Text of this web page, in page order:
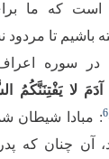
است که ما
باشیم تا مردود
در سوره
آدَمَ لا یَفْتِنَنَّكُمُ
6: مبادا شیطان
آن چنان که